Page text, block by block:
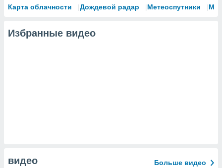
Карта облачности Дождевой радар Метеоспутники
Избранные видео
видео Больше видео